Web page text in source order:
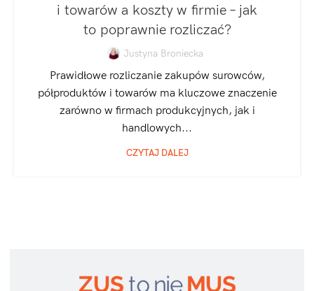
i towarów a koszty w firmie – jak
to poprawnie rozliczać?
Justyna Broniecka
Prawidłowe rozliczanie zakupów surowców,
półproduktów i towarów ma kluczowe znaczenie
zarówno w firmach produkcyjnych, jak i
handlowych...
CZYTAJ DALEJ